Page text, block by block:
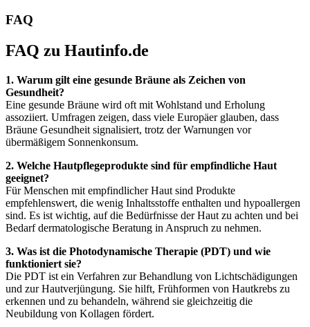
FAQ
FAQ zu Hautinfo.de
1. Warum gilt eine gesunde Bräune als Zeichen von
Gesundheit?
Eine gesunde Bräune wird oft mit Wohlstand und Erholung
assoziiert. Umfragen zeigen, dass viele Europäer glauben, dass
Bräune Gesundheit signalisiert, trotz der Warnungen vor
übermäßigem Sonnenkonsum.
2. Welche Hautpflegeprodukte sind für empfindliche Haut
geeignet?
Für Menschen mit empfindlicher Haut sind Produkte
empfehlenswert, die wenig Inhaltsstoffe enthalten und hypoallergen
sind. Es ist wichtig, auf die Bedürfnisse der Haut zu achten und bei
Bedarf dermatologische Beratung in Anspruch zu nehmen.
3. Was ist die Photodynamische Therapie (PDT) und wie
funktioniert sie?
Die PDT ist ein Verfahren zur Behandlung von Lichtschädigungen
und zur Hautverjüngung. Sie hilft, Frühformen von Hautkrebs zu
erkennen und zu behandeln, während sie gleichzeitig die
Neubildung von Kollagen fördert.